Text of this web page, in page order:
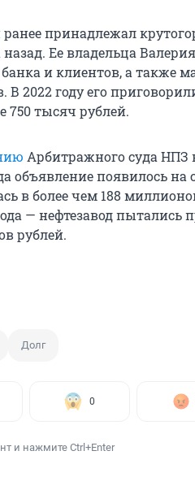
принадлежал
Ее владельца
и клиентов, а также
В 2022 году его
750 тысяч рублей.
Арбитражного суда НПЗ
объявление появилось на
в более чем 188
— нефтезавод пытались
рублей.
Долг
0
и нажмите Ctrl+Enter